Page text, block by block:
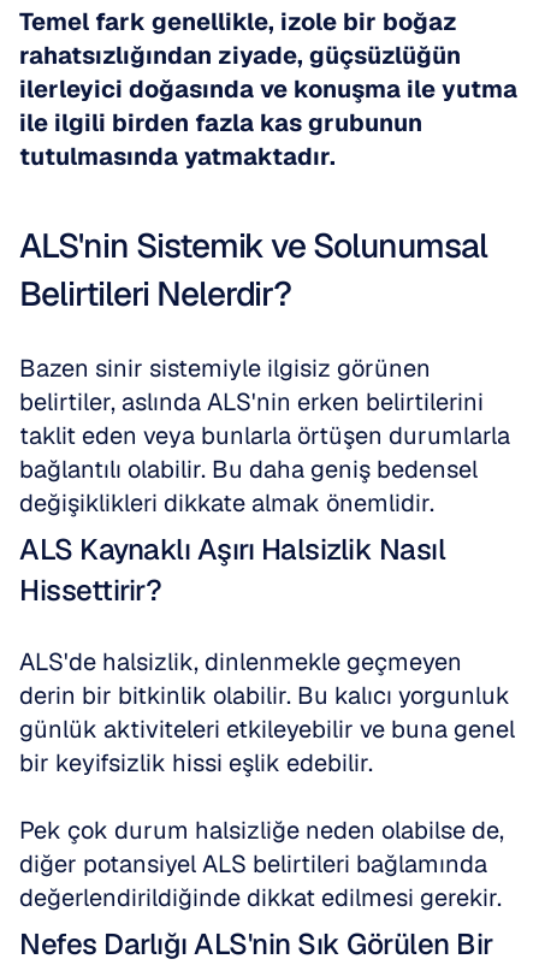
Temel fark genellikle, izole bir boğaz
rahatsızlığından ziyade, güçsüzlüğün
ilerleyici doğasında ve konuşma ile yutma
ile ilgili birden fazla kas grubunun
tutulmasında yatmaktadır.
ALS'nin Sistemik ve Solunumsal
Belirtileri Nelerdir?
Bazen sinir sistemiyle ilgisiz görünen
belirtiler, aslında ALS'nin erken belirtilerini
taklit eden veya bunlarla örtüşen durumlarla
bağlantılı olabilir. Bu daha geniş bedensel
değişiklikleri dikkate almak önemlidir.
ALS Kaynaklı Aşırı Halsizlik Nasıl
Hissettirir?
ALS'de halsizlik, dinlenmekle geçmeyen
derin bir bitkinlik olabilir. Bu kalıcı yorgunluk
günlük aktiviteleri etkileyebilir ve buna genel
bir keyifsizlik hissi eşlik edebilir.
Pek çok durum halsizliğe neden olabilse de,
diğer potansiyel ALS belirtileri bağlamında
değerlendirildiğinde dikkat edilmesi gerekir.
Nefes Darlığı ALS'nin Sık Görülen Bir